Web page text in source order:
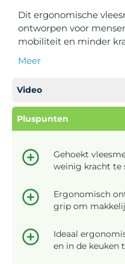
Dit ergonomische
ontworpen voor
mobiliteit en minder
Meer
Video
Pluspunten
Gehoekt
weinig kracht te
Ergonomisch
grip om
Ideaal
en in de keuken